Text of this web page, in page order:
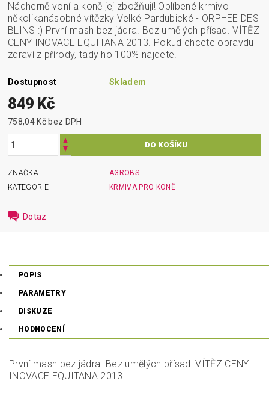
Nádherně voní a koně jej zbožňují! Oblíbené krmivo
několikanásobné vítězky Velké Pardubické - ORPHEE DES
BLINS :) První mash bez jádra. Bez umělých přísad. VÍTĚZ
CENY INOVACE EQUITANA 2013. Pokud chcete opravdu
zdraví z přírody, tady ho 100% najdete.
Dostupnost Skladem
849 Kč
758,04 Kč bez DPH
ZNAČKA
AGROBS
KATEGORIE
KRMIVA PRO KONĚ
Dotaz
POPIS
PARAMETRY
DISKUZE
HODNOCENÍ
První mash bez jádra. Bez umělých přísad! VÍTĚZ CENY
INOVACE EQUITANA 2013